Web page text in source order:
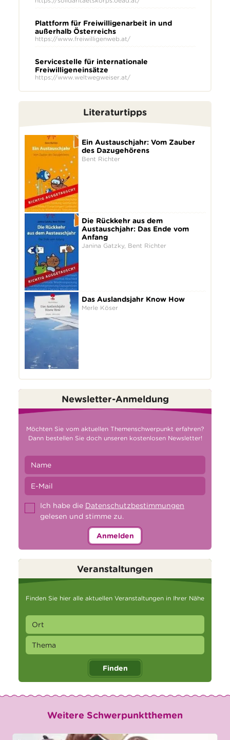
Plattform für Freiwilligenarbeit in und
außerhalb Österreichs
https://www.freiwilligenweb.at/
Servicestelle für internationale
Freiwilligeneinsätze
https://www.weltwegweiser.at/
Literaturtipps
Ein Austauschjahr: Vom Zauber
des Dazugehörens
Bent Richter
Die Rückkehr aus dem
Austauschjahr: Das Ende vom
Anfang
Janina Gatzky, Bent Richter
Das Auslandsjahr Know How
Merle Köser
Newsletter-Anmeldung
Möchten Sie vom aktuellen Themenschwerpunkt erfahren?
Dann bestellen Sie doch unseren kostenlosen Newsletter!
Ich habe die Datenschutzbestimmungen
gelesen und stimme zu.
Anmelden
Veranstaltungen
Finden Sie hier alle aktuellen Veranstaltungen in Ihrer Nähe
Finden
Weitere Schwerpunktthemen